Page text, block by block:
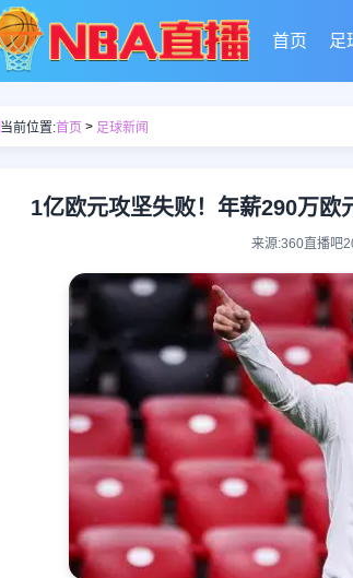
首页 足
当前位置:首页 > 足球新闻
1亿欧元攻坚失败！年薪290万
来源:360直播吧